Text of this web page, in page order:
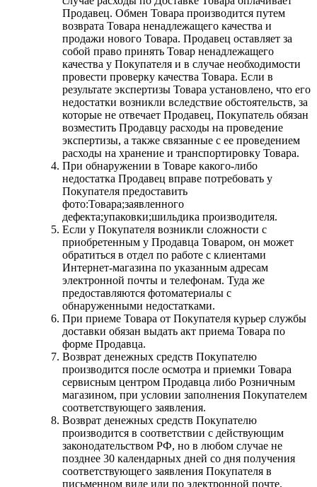
Продавец. Обмен Товара производится путем
возврата Товара ненадлежащего качества и
продажи нового Товара. Продавец оставляет за
собой право принять Товар ненадлежащего
качества у Покупателя и в случае необходимости
провести проверку качества Товара. Если в
результате экспертизы Товара установлено, что его
недостатки возникли вследствие обстоятельств, за
которые не отвечает Продавец, Покупатель обязан
возместить Продавцу расходы на проведение
экспертизы, а также связанные с ее проведением
расходы на хранение и транспортировку Товара.
При обнаружении в Товаре какого-либо
недостатка Продавец вправе потребовать у
Покупателя предоставить
фото:Товара;заявленного
дефекта;упаковки;шильдика производителя.
Если у Покупателя возникли сложности с
приобретенным у Продавца Товаром, он может
обратиться в отдел по работе с клиентами
Интернет-магазина по указанным адресам
электронной почты и телефонам. Туда же
предоставляются фотоматериалы с
обнаруженными недостатками.
При приеме Товара от Покупателя курьер службы
доставки обязан выдать акт приема Товара по
форме Продавца.
Возврат денежных средств Покупателю
производится после осмотра и приемки Товара
сервисным центром Продавца либо Розничным
магазином, при условии заполнения Покупателем
соответствующего заявления.
Возврат денежных средств Покупателю
производится в соответствии с действующим
законодательством РФ, но в любом случае не
позднее 30 календарных дней со дня получения
соответствующего заявления Покупателя в
письменном виде или по электронной почте.